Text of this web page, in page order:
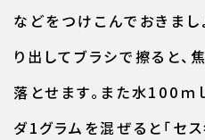
などをつけこんでおきま
り出してブラシで擦ると、
落とせます。また水100ｍ
ダ1グラムを混ぜると「セ